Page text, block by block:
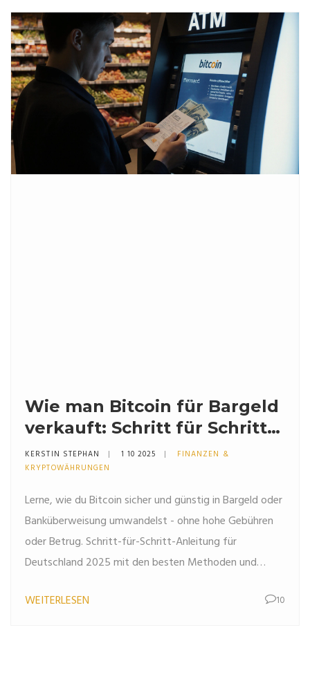
Wie man Bitcoin für Bargeld
verkauft: Schritt für Schritt
ohne Fallstricke
KERSTIN STEPHAN 1 10 2025
FINANZEN &
KRYPTOWÄHRUNGEN
Lerne, wie du Bitcoin sicher und günstig in Bargeld oder
Banküberweisung umwandelst - ohne hohe Gebühren
oder Betrug. Schritt-für-Schritt-Anleitung für
Deutschland 2025 mit den besten Methoden und
WEITERLESEN
10